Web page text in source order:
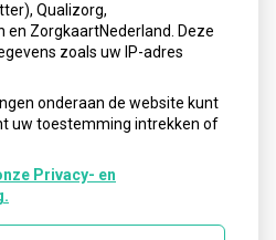
Utrecht vanwege
Nestlé: bacterie kan baby’s
Qualizorg,
en ZorgkaartNederland. Deze
zoals uw IP-adres
onderaan de website kunt
uw toestemming intrekken of
Privacy- en